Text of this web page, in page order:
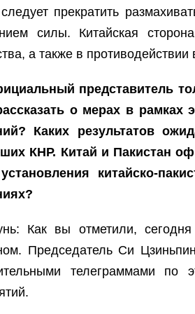
прекратить
силы. Китайская
а также в
представитель
о мерах в рамках
Каких результатов
КНР. Китай и Пакистан
китайско-
Как вы отметили,
Председатель Си
телеграммами